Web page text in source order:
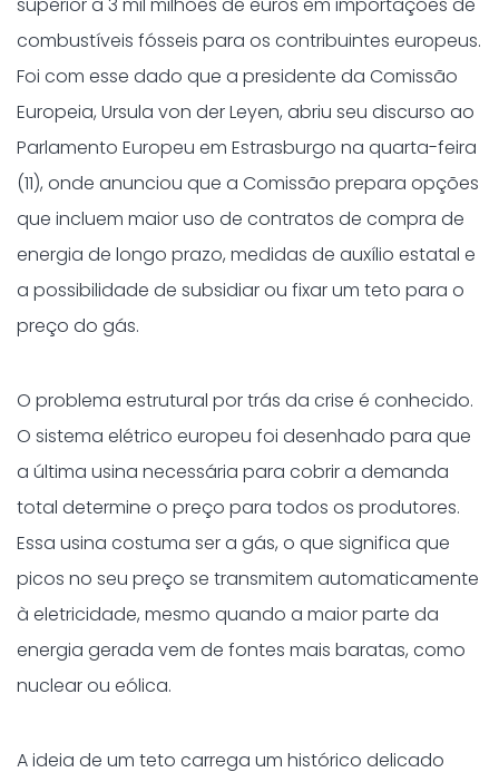
combustíveis fósseis para os contribuintes europeus.
Foi com esse dado que a presidente da Comissão
Europeia, Ursula von der Leyen, abriu seu discurso ao
Parlamento Europeu em Estrasburgo na quarta-feira
(11), onde anunciou que a Comissão prepara opções
que incluem maior uso de contratos de compra de
energia de longo prazo, medidas de auxílio estatal e
a possibilidade de subsidiar ou fixar um teto para o
preço do gás.
O problema estrutural por trás da crise é conhecido.
O sistema elétrico europeu foi desenhado para que
a última usina necessária para cobrir a demanda
total determine o preço para todos os produtores.
Essa usina costuma ser a gás, o que significa que
picos no seu preço se transmitem automaticamente
à eletricidade, mesmo quando a maior parte da
energia gerada vem de fontes mais baratas, como
nuclear ou eólica.
A ideia de um teto carrega um histórico delicado